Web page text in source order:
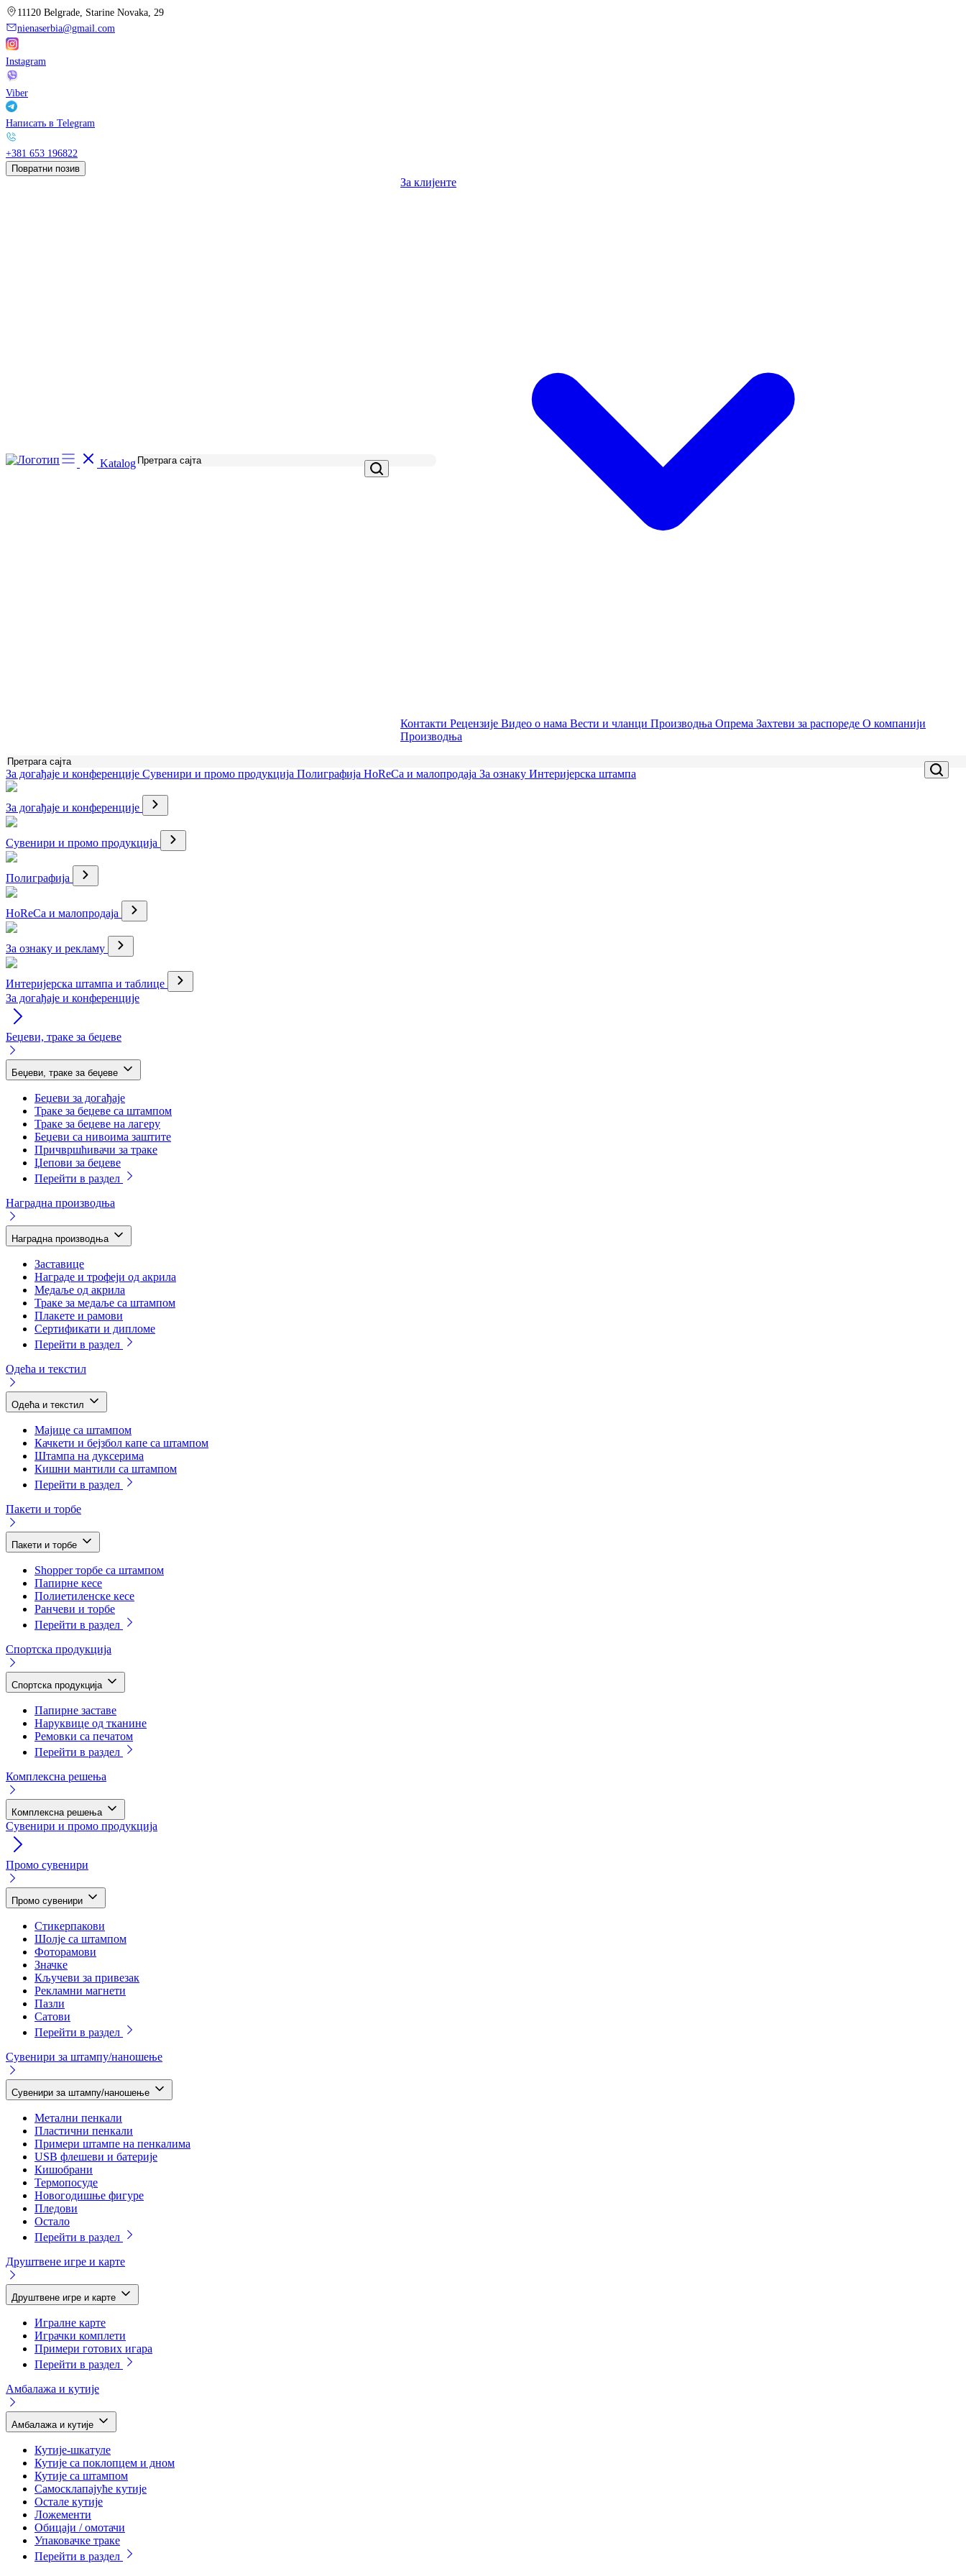
11120 Belgrade, Starine Novaka, 29
nienaserbia@gmail.com
Instagram
Viber
Написать в Telegram
+381 653 196822
Повратни позив
Katalog
За клијенте
Контакти Рецензије Видео о нама Вести и чланци Производња Опрема Захтеви за распореде О компанији
Производња
За догађаје и конференције Сувенири и промо продукција Полиграфија HoReCa и малопродаја За ознаку Интеријерска штампа
За догађаје и конференције
Сувенири и промо продукција
Полиграфија
HoReCa и малопродаја
За ознаку и рекламу
Интеријерска штампа и таблице
За догађаје и конференције
Беџеви, траке за беџеве
Беџеви, траке за беџеве
Беџеви за догађаје
Траке за беџеве са штампом
Траке за беџеве на лагеру
Беџеви са нивоима заштите
Причвршћивачи за траке
Џепови за беџеве
Перейти в раздел
Наградна производња
Наградна производња
Заставице
Награде и трофеји од акрила
Медаље од акрила
Траке за медаље са штампом
Плакете и рамови
Сертификати и дипломе
Перейти в раздел
Одећа и текстил
Одећа и текстил
Мајице са штампом
Качкети и бејзбол капе са штампом
Штампа на дуксерима
Кишни мантили са штампом
Перейти в раздел
Пакети и торбе
Пакети и торбе
Shopper торбе са штампом
Папирне кесе
Полиетиленске кесе
Ранчеви и торбе
Перейти в раздел
Спортска продукција
Спортска продукција
Папирне заставе
Наруквице од тканине
Ремовки са печатом
Перейти в раздел
Комплексна решења
Комплексна решења
Сувенири и промо продукција
Промо сувенири
Промо сувенири
Стикерпакови
Шолје са штампом
Фоторамови
Значке
Кључеви за привезак
Рекламни магнети
Пазли
Сатови
Перейти в раздел
Сувенири за штампу/наношење
Сувенири за штампу/наношење
Метални пенкали
Пластични пенкали
Примери штампе на пенкалима
USB флешеви и батерије
Кишобрани
Термопосуде
Новогодишње фигуре
Пледови
Остало
Перейти в раздел
Друштвене игре и карте
Друштвене игре и карте
Игралне карте
Играчки комплети
Примери готових игара
Перейти в раздел
Амбалажа и кутије
Амбалажа и кутије
Кутије-шкатуле
Кутије са поклопцем и дном
Кутије са штампом
Самосклапајуће кутије
Остале кутије
Ложементи
Обицаји / омотачи
Упаковачке траке
Перейти в раздел